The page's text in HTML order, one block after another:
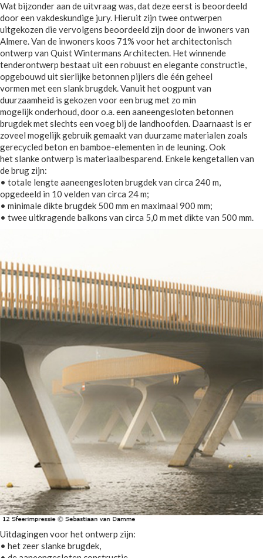
Wat bijzonder aan de uitvraag was, dat deze eerst is beoordeeld
door een vakdeskundige jury. Hieruit zijn twee ontwerpen
uitgekozen die vervolgens beoordeeld zijn door de inwoners van
Almere. Van de inwoners koos 71% voor het architectonisch
ontwerp van Quist Wintermans Architecten. Het winnende
tenderontwerp bestaat uit een robuust en elegante constructie,
opgebouwd uit sierlijke betonnen pijlers die één geheel
vormen met een slank brugdek. Vanuit het oogpunt van
duurzaamheid is gekozen voor een brug met zo min
mogelijk onderhoud, door o.a. een aaneengesloten betonnen
brugdek met slechts een voeg bij de landhoofden. Daarnaast is er
zoveel mogelijk gebruik gemaakt van duurzame materialen zoals
gerecycled beton en bamboe-elementen in de leuning. Ook
het slanke ontwerp is materiaalbesparend. Enkele kengetallen van
de brug zijn:
• totale lengte aaneengesloten brugdek van circa 240 m,
opgedeeld in 10 velden van circa 24 m;
• minimale dikte brugdek 500 mm en maximaal 900 mm;
• twee uitkragende balkons van circa 5,0 m met dikte van 500 mm.
Uitdagingen voor het ontwerp zijn:
• het zeer slanke brugdek,